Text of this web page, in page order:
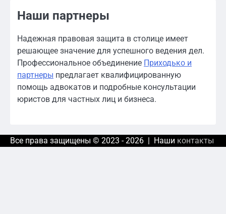
Наши партнеры
Надежная правовая защита в столице имеет
решающее значение для успешного ведения дел.
Профессиональное объединение Приходько и
партнеры предлагает квалифицированную
помощь адвокатов и подробные консультации
юристов для частных лиц и бизнеса.
Все права защищены © 2023 - 2026 | Наши контакты